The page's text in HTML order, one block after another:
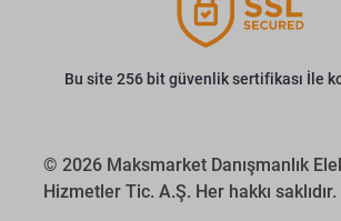
Bu site 256 bit güvenlik sertifikası İle
© 2026 Maksmarket Danışmanlık
Hizmetler Tic. A.Ş. Her hakkı saklıdır.